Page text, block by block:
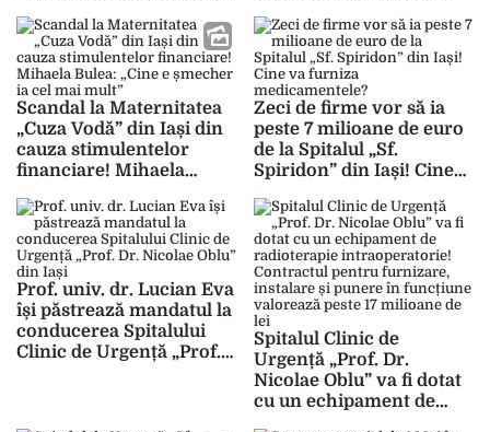
antiseptice și biocide
Capturat în negura
trecutului”
Scandal la Maternitatea
„Cuza Vodă” din Iași din
cauza stimulentelor
financiare! Mihaela
cel mai mult”
Zeci de firme vor să ia
peste 7 milioane de euro
de la Spitalul „Sf.
Spiridon” din Iași! Cine
medicamentele?
Prof. univ. dr. Lucian Eva
își păstrează mandatul la
conducerea Spitalului
Clinic de Urgență „Prof.
Spitalul Clinic de
Urgență „Prof. Dr.
Nicolae Oblu” va fi dotat
cu un echipament de